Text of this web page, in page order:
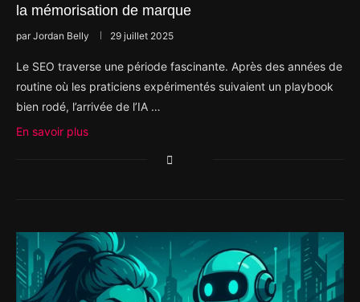
la mémorisation de marque
parJordan Belly 29 juillet 2025
Le SEO traverse une période fascinante. Après des années de
routine où les praticiens expérimentés suivaient un playbook
bien rodé, l’arrivée de l’IA …
En savoir plus